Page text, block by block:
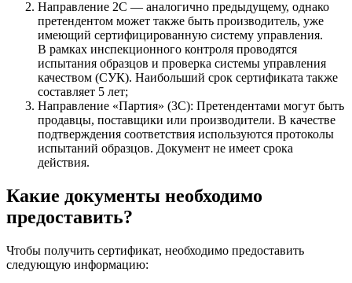
Направление 2C — аналогично предыдущему, однако
претендентом может также быть производитель, уже
имеющий сертифицированную систему управления.
В рамках инспекционного контроля проводятся
испытания образцов и проверка системы управления
качеством (СУК). Наибольший срок сертификата также
составляет 5 лет;
Направление «Партия» (3C): Претендентами могут быть
продавцы, поставщики или производители. В качестве
подтверждения соответствия используются протоколы
испытаний образцов. Документ не имеет срока
действия.
Какие документы необходимо
предоставить?
Чтобы получить сертификат, необходимо предоставить
следующую информацию: